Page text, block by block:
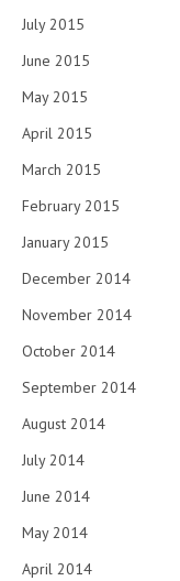
July 2015
June 2015
May 2015
April 2015
March 2015
February 2015
January 2015
December 2014
November 2014
October 2014
September 2014
August 2014
July 2014
June 2014
May 2014
April 2014